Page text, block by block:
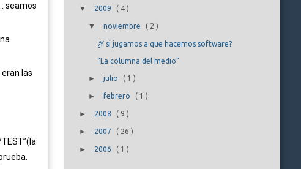
seamos
las
▼ 2009 ( 4)
▼ noviembre ( 2 )
¿Y si jugamos a que hacemos software?
"La columna del medio"
► julio ( 1 )
► febrero ( 1 )
► 2008 ( 9)
► 2007 ( 26)
► 2006 ( 1)